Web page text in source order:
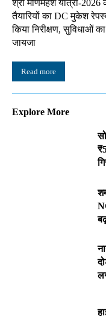
श्री मणिमहेश यात्रा-2026
तैयारियों का DC मुकेश
किया निरीक्षण, सुविधाओं
जायजा
Read more
Explore More